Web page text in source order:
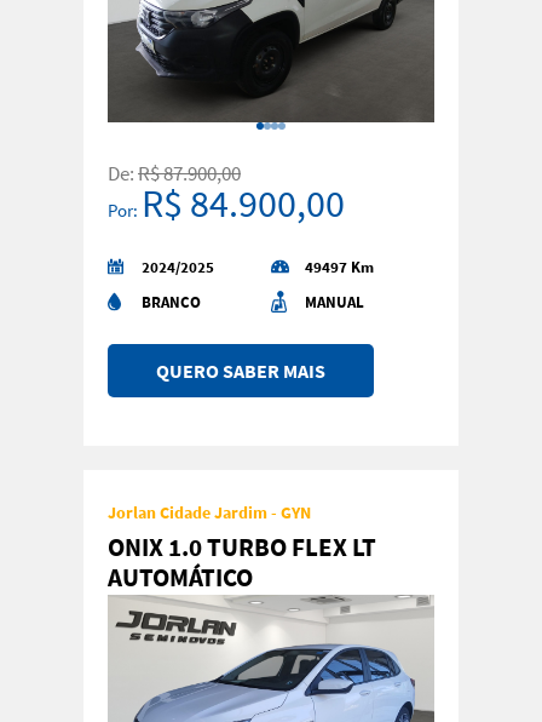
De:R$ 87.900,00
Por: R$ 84.900,00
2024/2025
49497 Km
BRANCO
MANUAL
QUERO SABER MAIS
Jorlan Cidade Jardim - GYN
ONIX 1.0 TURBO FLEX LT
AUTOMÁTICO